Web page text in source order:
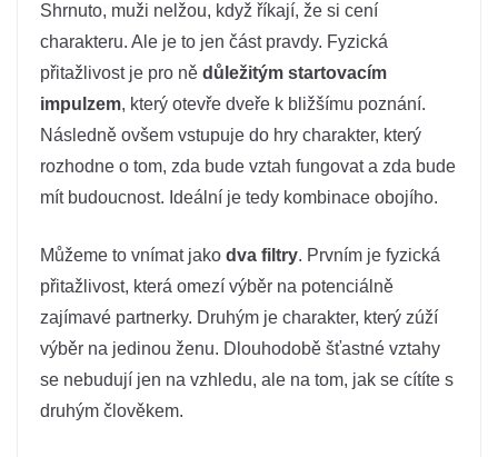
Shrnuto, muži nelžou, když říkají, že si cení
charakteru. Ale je to jen část pravdy. Fyzická
přitažlivost je pro ně důležitým startovacím
impulzem, který otevře dveře k bližšímu poznání.
Následně ovšem vstupuje do hry charakter, který
rozhodne o tom, zda bude vztah fungovat a zda bude
mít budoucnost. Ideální je tedy kombinace obojího.
Můžeme to vnímat jako dva filtry. Prvním je fyzická
přitažlivost, která omezí výběr na potenciálně
zajímavé partnerky. Druhým je charakter, který zúží
výběr na jedinou ženu. Dlouhodobě šťastné vztahy
se nebudují jen na vzhledu, ale na tom, jak se cítíte s
druhým člověkem.